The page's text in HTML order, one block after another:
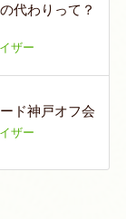
代わりって？
ザー
ド神戸オフ会
ザー